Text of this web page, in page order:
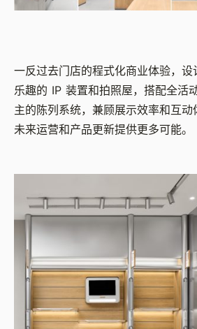
一反过去门店的程式化商业体验，设
乐趣的 IP 装置和拍照屋，搭配全活
主的陈列系统，兼顾展示效率和互
未来运营和产品更新提供更多可能。